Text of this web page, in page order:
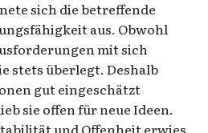
sich die betreffende
aus. Obwohl
mit sich
stets überlegt. Deshalb
gut eingeschätzt
sie offen für neue Ideen.
und Offenheit erwies